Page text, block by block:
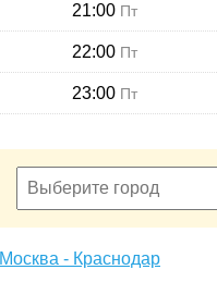
21:00 Пт
22:00 Пт
23:00 Пт
Москва - Краснодар